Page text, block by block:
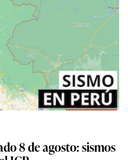
8 de agosto: sismos
IGP